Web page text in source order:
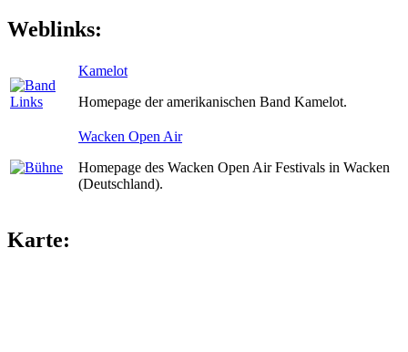
Weblinks:
Kamelot
Homepage der amerikanischen Band Kamelot.
Wacken Open Air
Homepage des Wacken Open Air Festivals in Wacken
(Deutschland).
Karte: